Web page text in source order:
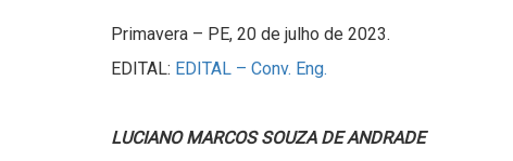
Primavera – PE, 20 de julho de 2023.
EDITAL: EDITAL – Conv. Eng.
LUCIANO MARCOS SOUZA DE ANDRADE